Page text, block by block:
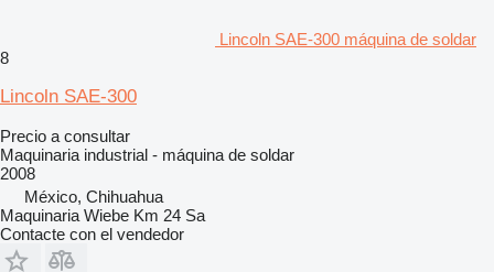
Lincoln SAE-300 máquina de soldar
8
Lincoln SAE-300
Precio a consultar
Maquinaria industrial - máquina de soldar
2008
México, Chihuahua
Maquinaria Wiebe Km 24 Sa
Contacte con el vendedor